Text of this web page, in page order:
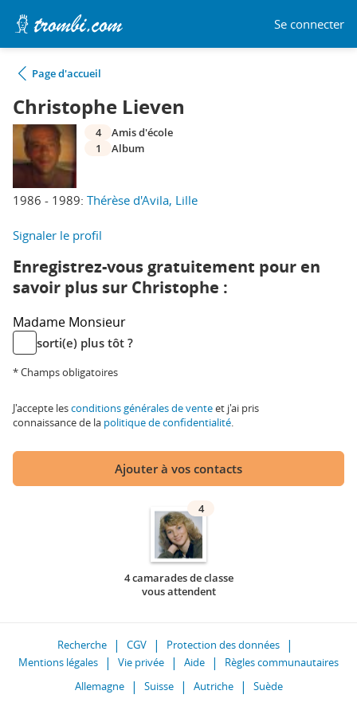
Se connecter
Page d'accueil
Christophe Lieven
1986 - 1989: Thérèse d'Avila, Lille
4
Amis d'école
1
Album
Signaler le profil
Enregistrez-vous gratuitement pour en
savoir plus sur Christophe :
Madame Monsieur
sorti(e) plus tôt ?
* Champs obligatoires
J'accepte lesconditions générales de venteet j'ai pris
connaissance de la politique de confidentialité.
Ajouter à vos contacts
4
4 camarades de classe
vous attendent
Recherche CGV
Protection des données
Mentions légales
Vie privée Aide
Règles communautaires
Allemagne
Suisse Autriche Suède